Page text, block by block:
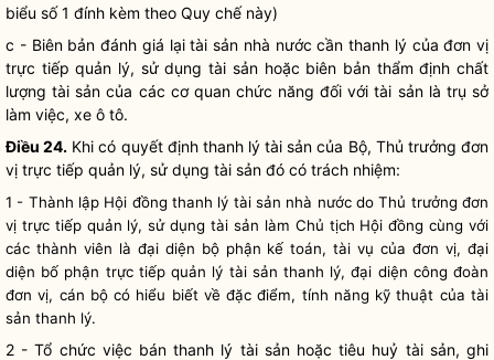
biểu số 1 đính kèm theo Quy chếnày)
c - Biên bản đánh giá lại tài sản nhà nước cần thanh lý của đơn vị
trực tiếp quản lý, sử dụng tài sản hoặc biên bản thẩm định chất
lượng tài sản của các cơ quan chức năng đối với tài sản là trụ sở
làm việc, xe ô tô.
Điều 24. Khi có quyết định thanh lý tài sản của Bộ, Thủ trưởng đơn
vị trực tiếp quản lý, sử dụng tài sản đó có trách nhiệm:
1 - Thành lập Hội đồng thanh lý tài sản nhà nướcdo Thủ trưởng đơn
vị trực tiếp quản lý, sử dụng tài sản làm Chủ tịch Hội đồng cùng với
các thành viên là đại diện bộ phận kế toán, tài vụ của đơn vị, đại
diện bố phận trực tiếpquản lý tài sản thanh lý, đại diện công đoàn
đơn vị, cán bộ có hiểu biết về đặc điểm, tính năng kỹ thuật của tài
sản thanh lý.
2 - Tổ chức việc bán thanh lý tài sản hoặc tiêu huỷ tài sản, ghi